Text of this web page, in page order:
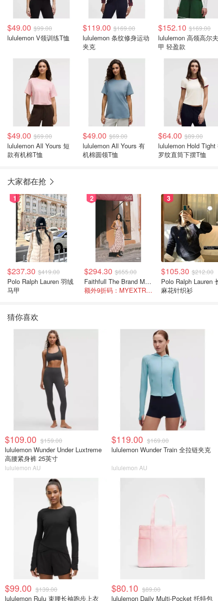
$49.00 $99.00
lululemon V领训练T恤
$119.00 $169.00
lululemon 条纹修身运动
夹克
$152.10 $169.00
lululemon 高领高尔
甲 轻盈款
$49.00 $69.00
lululemon All Yours 短
款有机棉T恤
$49.00 $69.00
lululemon All Yours 有
机棉圆领T恤
$64.00 $89.00
lululemon Hold Tight
罗纹直筒下摆T恤
大家都在抢
1
$237.30 $419.00
Polo Ralph Lauren 羽绒
马甲
2
$294.30 $655.00
Faithfull The Brand Marais 格纹亚麻吊带中长连衣裙
额外9折码：MYEXTRA10
3
$105.30 $212.00
Polo Ralph Lauren 长袖
麻花针织衫
猜你喜欢
$109.00 $159.00
lululemon Wunder Under Luxtreme
高腰紧身裤 25英寸
lululemon AU
$119.00 $169.00
lululemon Wunder Train 全拉链夹克
lululemon AU
$99.00 $139.00
lululemon Rulu 束腰长袖跑步上衣
$80.10 $89.00
lululemon Daily Multi-Pocket 托特包